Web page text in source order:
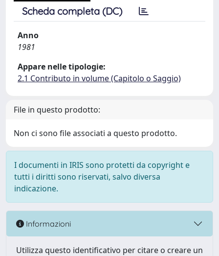
Scheda completa (DC)
Anno
1981
Appare nelle tipologie:
2.1 Contributo in volume (Capitolo o Saggio)
File in questo prodotto:
Non ci sono file associati a questo prodotto.
I documenti in IRIS sono protetti da copyright e
tutti i diritti sono riservati, salvo diversa
indicazione.
Informazioni
Utilizza questo identificativo per citare o creare un